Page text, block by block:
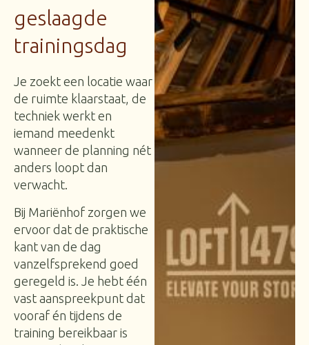
geslaagde
trainingsdag
Je zoekt een locatie waar
de ruimte klaarstaat, de
techniek werkt en
iemand meedenkt
wanneer de planning nét
anders loopt dan
verwacht.
Bij Mariënhof zorgen we
ervoor dat de praktische
kant van de dag
vanzelfsprekend goed
geregeld is. Je hebt één
vast aanspreekpunt dat
vooraf én tijdens de
training bereikbaar is